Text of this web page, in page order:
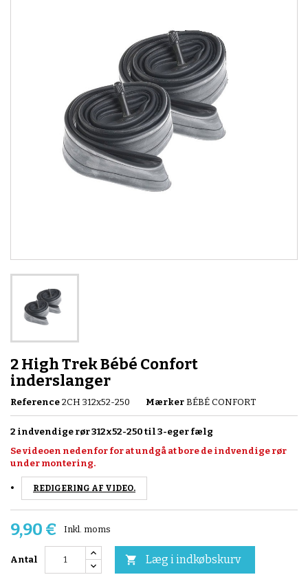
2 High Trek Bébé Confort
inderslanger
Reference 2CH 312x52-250 Mærker BÉBÉ CONFORT
2 indvendige rør 312x52-250 til 3-eger fælg
Se videoen nedenfor for at undgå at bore de indvendige rør
under montering.
REDIGERING AF VIDEO.
9,90 € Inkl. moms
Antal  Læg i indkøbskurv